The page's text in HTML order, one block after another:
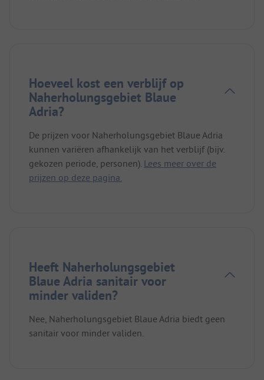
Hoeveel kost een verblijf op
Naherholungsgebiet Blaue
Adria?
De prijzen voor Naherholungsgebiet Blaue Adria
kunnen variëren afhankelijk van het verblijf (bijv.
gekozen periode, personen). Lees meer over de
prijzen op deze pagina.
Heeft Naherholungsgebiet
Blaue Adria sanitair voor
minder validen?
Nee, Naherholungsgebiet Blaue Adria biedt geen
sanitair voor minder validen.